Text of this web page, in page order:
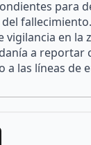
para
vigilancia en la
a reportar
a las líneas de